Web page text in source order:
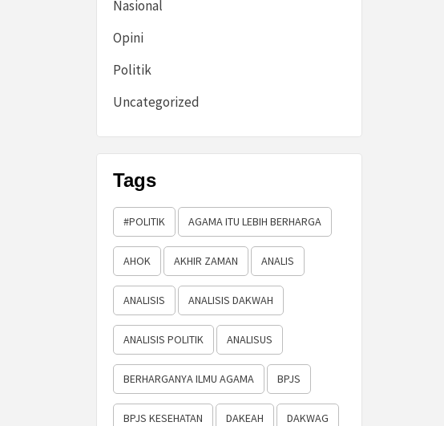
Nasional
Opini
Politik
Uncategorized
Tags
#POLITIK AGAMA ITU LEBIH BERHARGA
AHOK AKHIR ZAMAN ANALIS
ANALISIS ANALISIS DAKWAH
ANALISIS POLITIK ANALISUS
BERHARGANYA ILMU AGAMA BPJS
BPJS KESEHATAN DAKEAH DAKWAG